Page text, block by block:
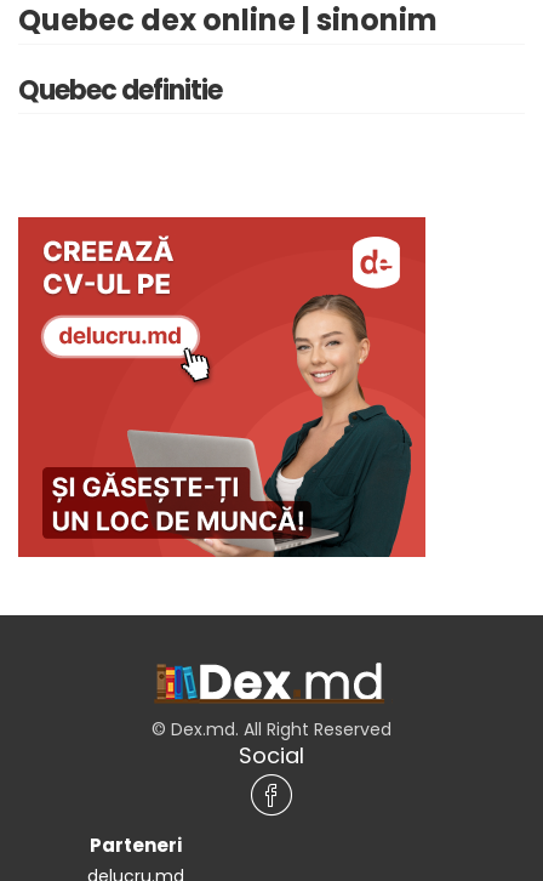
Quebec dex online | sinonim
Quebec definitie
© Dex.md. All Right Reserved
Social
Parteneri
delucru.md